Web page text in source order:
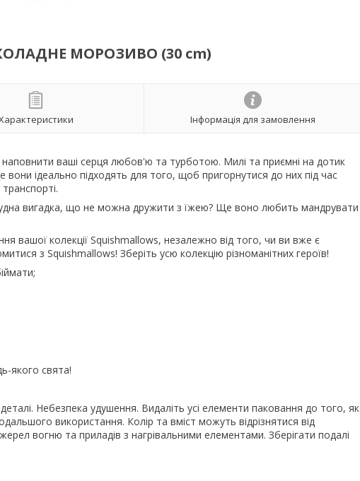
МОРОЗИВО (30 cm)
Інформація для замовлення
наповнити ваші серця любов'ю та турботою. Милі та приємні на дотик
вони ідеально підходять для того, щоб пригорнутися до них під час
вигадка, що не можна дружити з їжею? Ще воно любить мандрувати
вашої колекції Squishmallows, незалежно від того, чи ви вже є
з Squishmallows! Зберіть усю колекцію різноманітних героїв!
якого свята!
Небезпека удушення. Видаліть усі елементи паковання до того, як
використання. Колір та вміст можуть відрізнятися від
вогню та приладів з нагрівальними елементами. Зберігати подалі